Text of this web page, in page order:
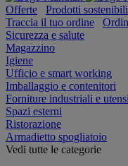
Offerte Prodotti sostenibili
Traccia il tuo ordine
Sicurezza e salute
Magazzino
Igiene
Ufficio e smart working
Imballaggio e contenitori
Forniture industriali e
Spazi esterni
Ristorazione
Armadietto spogliatoio
Vedi tutte le categorie